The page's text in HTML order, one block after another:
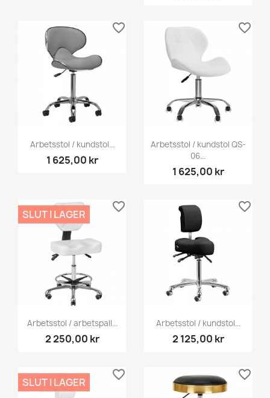
Arbetsstol / kundstol...
1 625,00 kr
favorite_border
Arbetsstol / kundstol QS-
06...
1 625,00 kr
favorite_border
Arbetsstol / arbetspall...
2 250,00 kr
SLUT I LAGER
favorite_border
Arbetsstol / kundstol...
2 125,00 kr
favorite_border
SLUT I LAGER
favorite_border favorite_border